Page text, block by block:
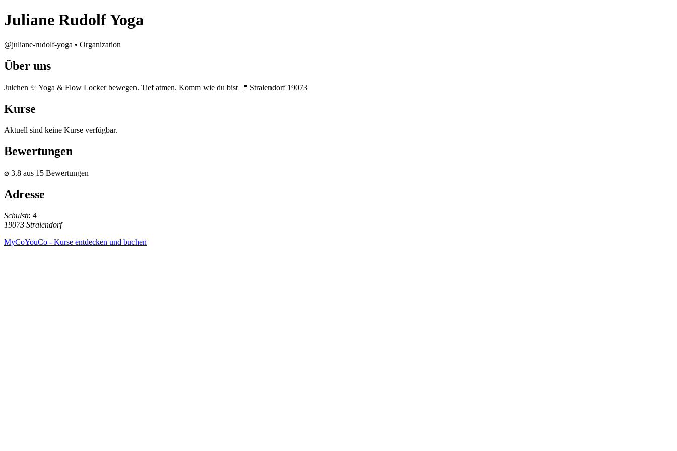
Juliane Rudolf Yoga
@juliane-rudolf-yoga • Organization
Über uns
Julchen ✨ Yoga & Flow Locker bewegen. Tief atmen. Komm wie du bist 📍 Stralendorf 19073
Kurse
Aktuell sind keine Kurse verfügbar.
Bewertungen
⌀ 3.8 aus 15 Bewertungen
Adresse
Schulstr. 4
19073 Stralendorf
MyCoYouCo - Kurse entdecken und buchen